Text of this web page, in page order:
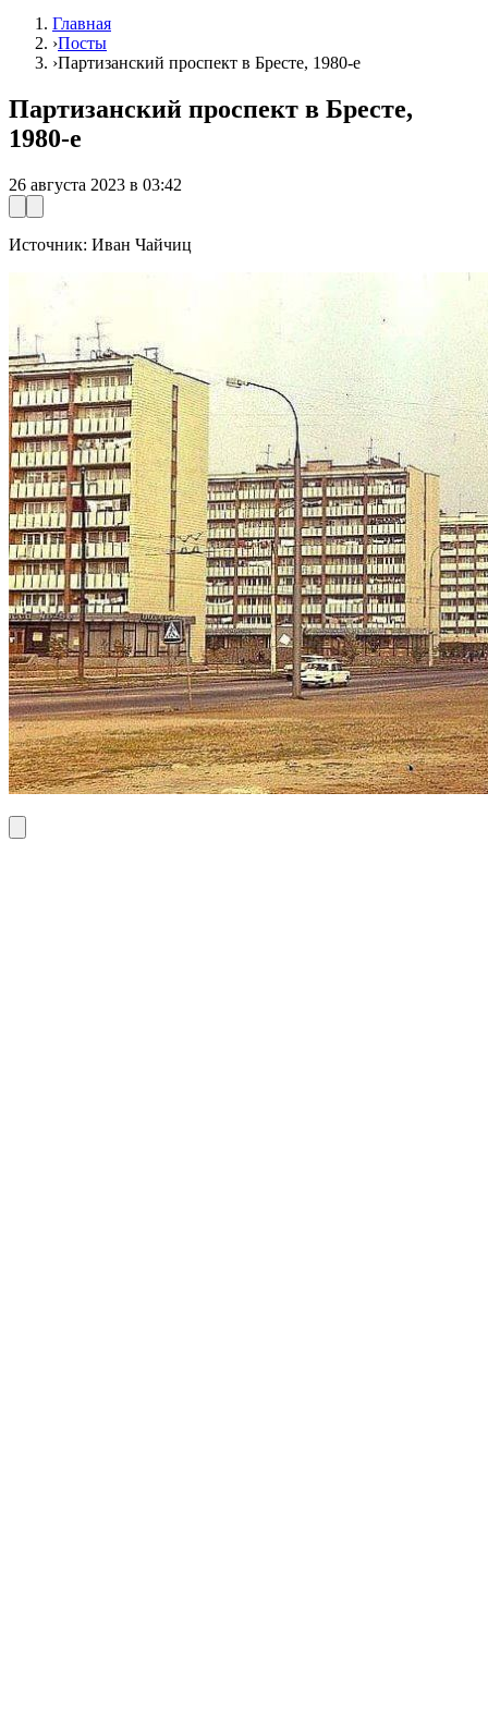
Главная
›Посты
›Партизанский проспект в Бресте, 1980-е
Партизанский проспект в Бресте,
1980-е
26 августа 2023 в 03:42
Источник: Иван Чайчиц